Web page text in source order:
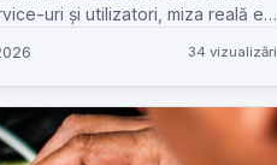
uri și utilizatori, miza reală e
34 vizualizări